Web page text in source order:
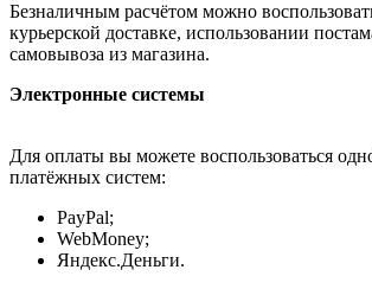
Безналичным расчётом можно
курьерской доставке, использовании
самовывоза из магазина.
Электронные системы
Для оплаты вы можете воспользоваться
платёжных систем:
PayPal;
WebMoney;
Яндекс.Деньги.